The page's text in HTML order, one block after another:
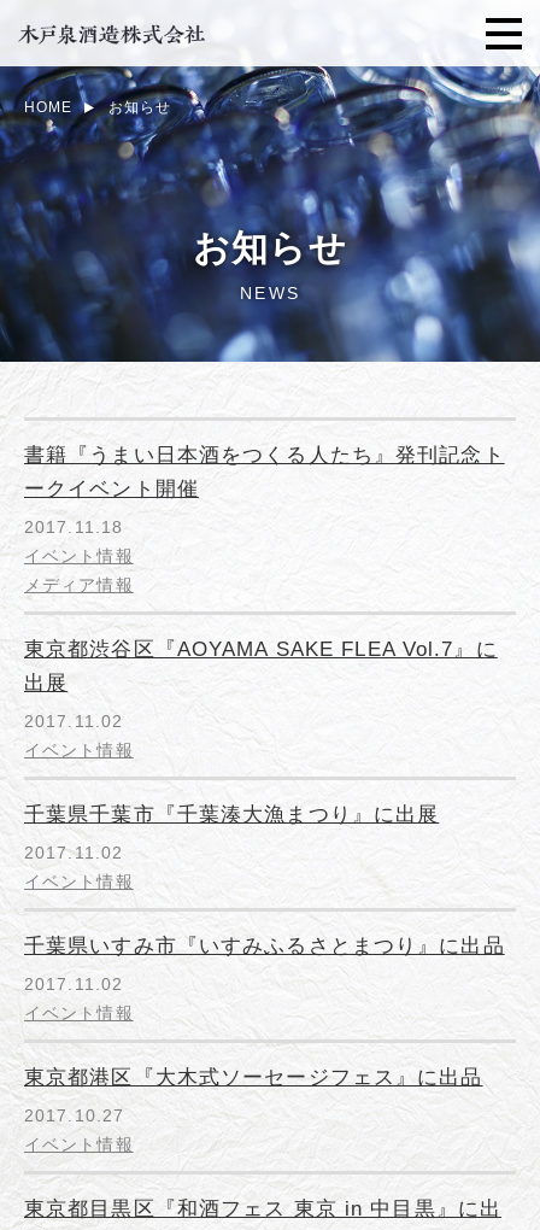
お知らせ
NEWS
HOME お知らせ
書籍『うまい日本酒をつくる人たち』発刊記念ト
ークイベント開催
2017.11.18
イベント情報
メディア情報
東京都渋谷区『AOYAMA SAKE FLEA Vol.7』に
出展
2017.11.02
イベント情報
千葉県千葉市『千葉湊大漁まつり』に出展
2017.11.02
イベント情報
千葉県いすみ市『いすみふるさとまつり』に出品
2017.11.02
イベント情報
東京都港区『大木式ソーセージフェス』に出品
2017.10.27
イベント情報
東京都目黒区『和酒フェス 東京 in 中目黒』に出